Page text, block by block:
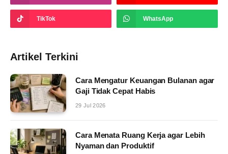
TikTok WhatsApp
Artikel Terkini
Cara Mengatur Keuangan Bulanan agar
Gaji Tidak Cepat Habis
29 Jul 2026
Cara Menata Ruang Kerja agar Lebih
Nyaman dan Produktif